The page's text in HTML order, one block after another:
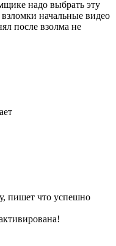
надо выбрать эту
начальные видео
после взолма не
пишет что успешно